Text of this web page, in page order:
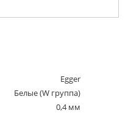
Egger
Белые (W группа)
0,4 мм